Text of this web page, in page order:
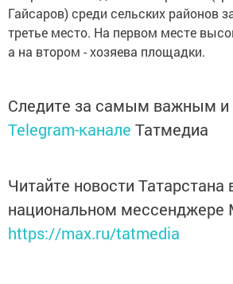
Гайсаров) среди сельских районов
третье место. На первом месте
а на втором - хозяева площадки.
Следите за самым важным и
Telegram-канале Татмедиа
Читайте новости Татарстана
национальном мессенджере
https://max.ru/tatmedia